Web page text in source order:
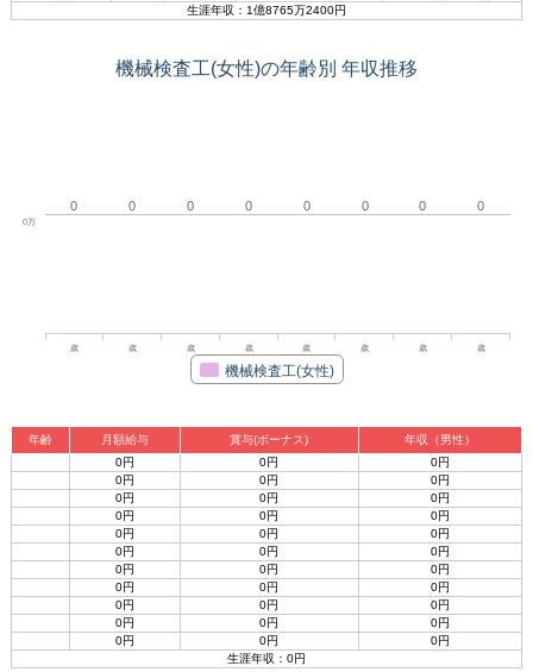
生涯年収：1億8765万2400円
機械検査工(女性)の年齢別 年収推移
0 0 0 0 0 0 0 0
機械検査工(女性)
歳 歳 歳 歳 歳 歳 歳 歳
0万
年齢 月額給与 賞与(ボーナス)
年収（男性）
0円
0円
0円
0円
0円
0円
0円
0円
0円
0円
0円
0円
0円
0円
0円
0円
0円
0円
0円
0円
0円
0円
0円
0円
0円
0円
0円
0円
0円
0円
0円
0円
0円
生涯年収：0円